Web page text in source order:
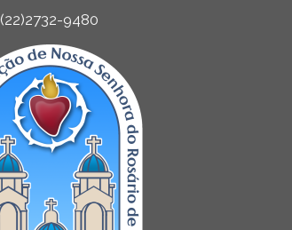
(22)2732-9480